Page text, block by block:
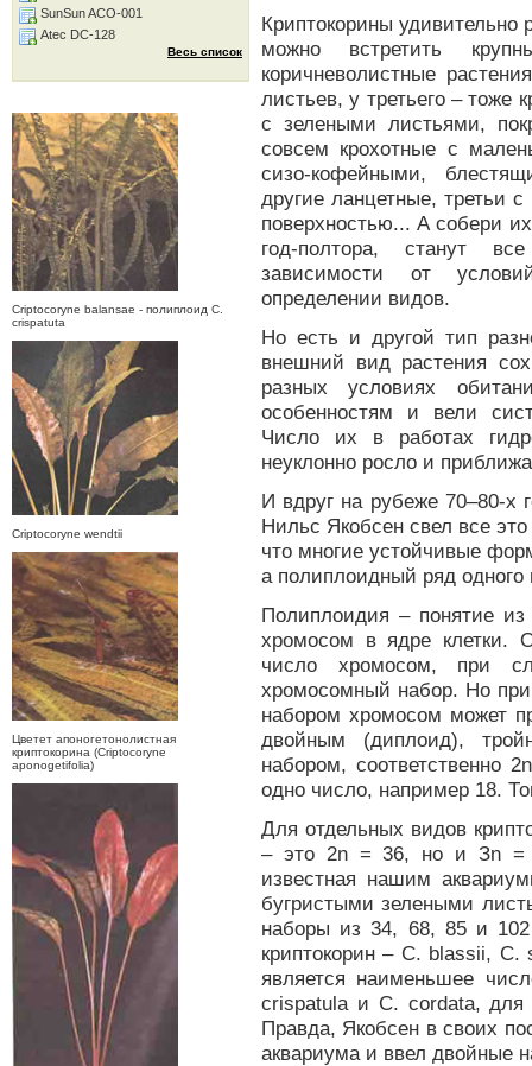
Криптокорины удивительно
можно встретить
коричневолистные
листьев, у третьего – тоже
с зелеными листьями,
совсем крохотные с
сизо-кофейными,
другие ланцетные, третьи
поверхностью... А собери
год-полтора, станут
зависимости от
определении видов.
Но есть и другой тип
внешний вид растения
разных условиях
особенностям и вели
Число их в работах
неуклонно росло и
И вдруг на рубеже 70–80-х
Нильс Якобсен свел все
что многие устойчивые
а полиплоидный ряд одного
Полиплоидия – понятие из
хромосом в ядре клетки.
число хромосом, при
хромосомный набор. Но
набором хромосом может
двойным (диплоид),
набором, соответственно
одно число, например 18.
Для отдельных видов
– это 2n = 36, но и Зn =
известная нашим
бугристыми зелеными
наборы из 34, 68, 85 и
криптокорин – С. blassii,
является наименьшее
crispatula и С. cordata, для
Правда, Якобсен в своих
аквариума и ввел двойные
SunSun ACO-001
Atec DC-128
Весь список
Criptocoryne balansae - полиплоид C.
crispatuta
Criptocoryne wendtii
Цветет апоногетонолистная
криптокорина (Criptocoryne
aponogetifolia)